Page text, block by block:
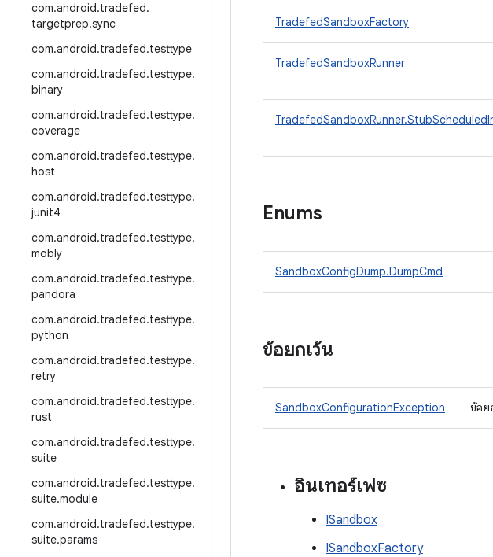
com.android.tradefed.
targetprep.sync
com.android.tradefed.testtype
com.android.tradefed.testtype.
binary
com.android.tradefed.testtype.
coverage
com.android.tradefed.testtype.
host
com.android.tradefed.testtype.
junit4
com.android.tradefed.testtype.
mobly
com.android.tradefed.testtype.
pandora
com.android.tradefed.testtype.
python
com.android.tradefed.testtype.
retry
com.android.tradefed.testtype.
rust
com.android.tradefed.testtype.
suite
com.android.tradefed.testtype.
suite.module
com.android.tradefed.testtype.
suite.params
TradefedSandboxFactory
TradefedSandboxRunner
Enums
SandboxConfigDump.DumpCmd
ข้อยกเว้น
SandboxConfigurationException ข้อย
อินเทอร์เฟซ
ISandbox
ISandboxFactory